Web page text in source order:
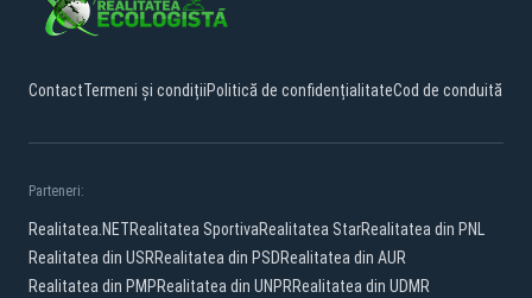
ContactTermeni și condițiiPolitică de confidențialitateCod de conduită
Parteneri:
Realitatea.NETRealitatea SportivaRealitatea StarRealitatea din PNL
Realitatea din USRRealitatea din PSDRealitatea din AUR
Realitatea din PMPRealitatea din UNPRRealitatea din UDMR